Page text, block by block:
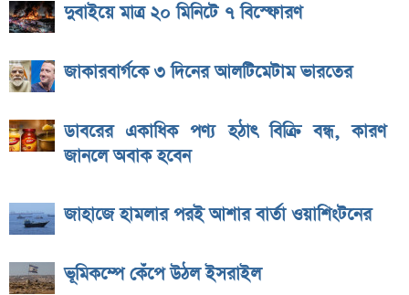
দুবাইয়ে মাত্র ২০ মিনিটে ৭ বিস্ফোরণ
জাকারবার্গকে ৩ দিনের আলটিমেটাম ভারতের
ডাবরের একাধিক পণ্য হঠাৎ বিক্রি বন্ধ, কারণ
জানলে অবাক হবেন
জাহাজে হামলার পরই আশার বার্তা ওয়াশিংটনের
ভূমিকম্পে কেঁপে উঠল ইসরাইল